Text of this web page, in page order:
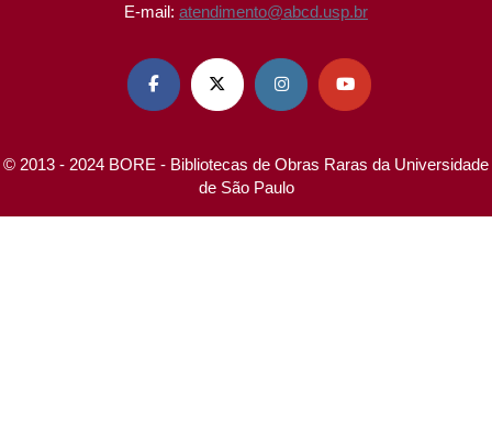
E-mail: atendimento@abcd.usp.br
   
© 2013 - 2024 BORE - Bibliotecas de Obras Raras da Universidade
de São Paulo